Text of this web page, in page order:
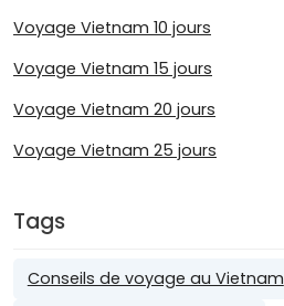
Voyage Vietnam 10 jours
Voyage Vietnam 15 jours
Voyage Vietnam 20 jours
Voyage Vietnam 25 jours
Tags
Conseils de voyage au Vietnam